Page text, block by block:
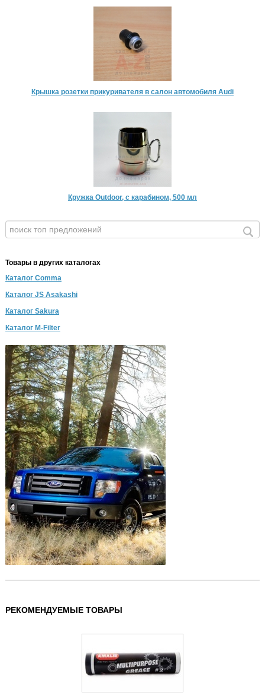
Крышка розетки прикуривателя в салон автомобиля Audi
Кружка Outdoor, с карабином, 500 мл
Товары в других каталогах
Каталог Comma
Каталог JS Asakashi
Каталог Sakura
Каталог M-Filter
РЕКОМЕНДУЕМЫЕ ТОВАРЫ